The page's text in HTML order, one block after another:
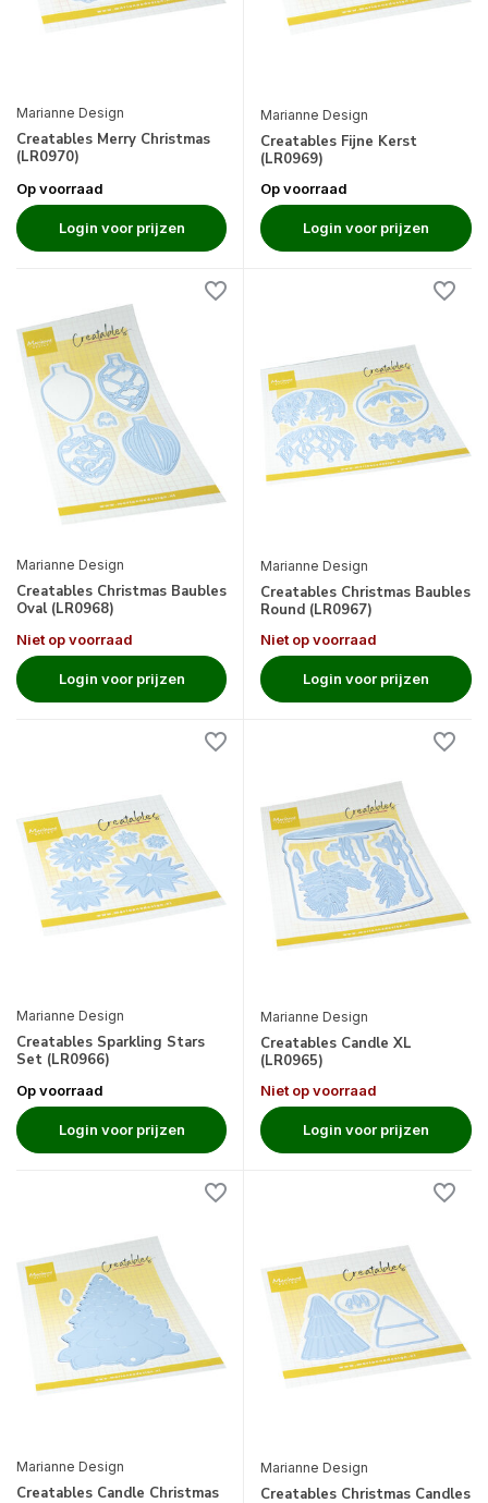
Marianne Design
Creatables Merry Christmas
(LR0970)
Op voorraad
Login voor prijzen
Marianne Design
Creatables Fijne Kerst
(LR0969)
Op voorraad
Login voor prijzen
Marianne Design
Creatables Christmas Baubles
Oval (LR0968)
Niet op voorraad
Login voor prijzen
Marianne Design
Creatables Christmas Baubles
Round (LR0967)
Niet op voorraad
Login voor prijzen
Marianne Design
Creatables Sparkling Stars
Set (LR0966)
Op voorraad
Login voor prijzen
Marianne Design
Creatables Candle XL
(LR0965)
Niet op voorraad
Login voor prijzen
Marianne Design
Creatables Candle Christmas
Marianne Design
Creatables Christmas Candles